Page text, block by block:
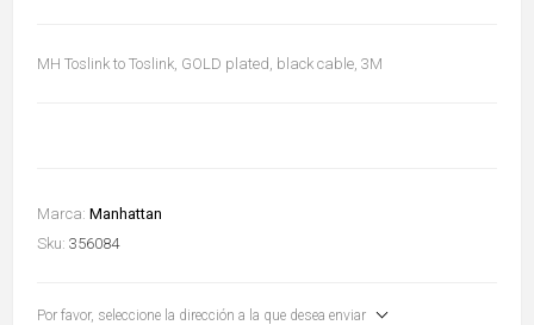
MH Toslink to Toslink, GOLD plated, black cable, 3M
Marca: Manhattan
Sku: 356084
Por favor, seleccione la dirección a la que desea enviar